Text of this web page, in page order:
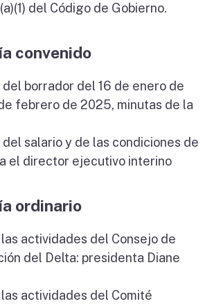
del Código de Gobierno.
convenido
del borrador del 16 de enero de
febrero de 2025, minutas de la
salario y de las condiciones de
el director ejecutivo interino
ordinario
actividades del Consejo de
del Delta: presidenta Diane
actividades del Comité